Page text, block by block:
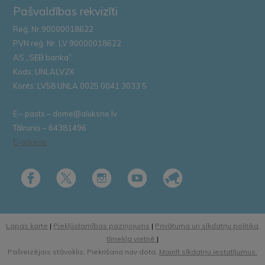
Pašvaldības rekvizīti
Reģ. Nr.90000018622
PVN reģ. Nr. LV 90000018622
AS „SEB banka”
Kods: UNLALV2X
Konts: LV58 UNLA 0025 0041 3033 5
E – pasts – dome@aluksne.lv
Tālrunis – 64381496
E-adrese
Lapas karte | Piekļūstamības paziņojums | Privātuma un sīkdatņu politika
tīmekļa vietnē |
Pašreizējais stāvoklis: Piekrišana nav dota. Mainīt sīkdatņu iestatījumus.